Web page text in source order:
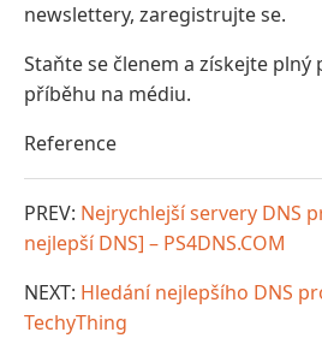
newslettery, zaregistrujte se.
Staňte se členem a získejte
příběhu na médiu.
Reference
PREV: Nejrychlejší servery DNS
nejlepší DNS] – PS4DNS.COM
NEXT: Hledání nejlepšího DNS
TechyThing